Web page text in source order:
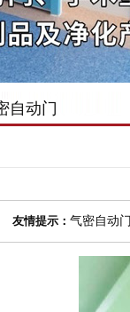
自动门
友情提示：气密自动